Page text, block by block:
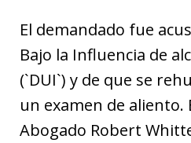
El demandado fue
Bajo la Influencia de
(`DUI`) y de que se
un examen de aliento.
Abogado Robert